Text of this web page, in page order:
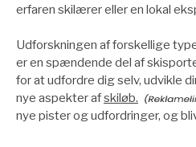
erfaren skilærer eller en lokal
Udforskningen af forskellige
er en spændende del af
for at udfordre dig selv, udvikle
nye aspekter afskiløb.
nye pister og udfordringer, og